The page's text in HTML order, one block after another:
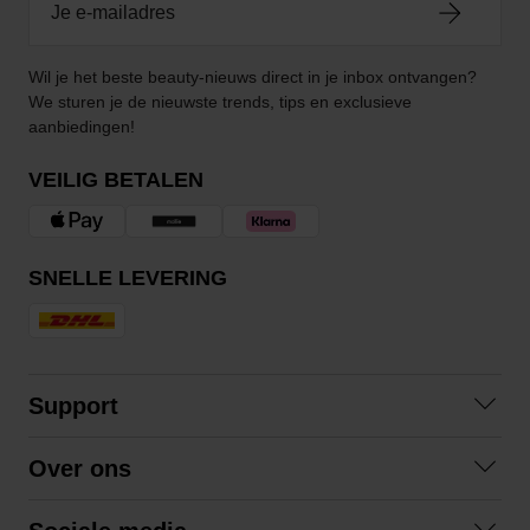
Wil je het beste beauty-nieuws direct in je inbox ontvangen?
We sturen je de nieuwste trends, tips en exclusieve
aanbiedingen!
VEILIG BETALEN
SNELLE LEVERING
Support
Algemene voorwaarden
Over ons